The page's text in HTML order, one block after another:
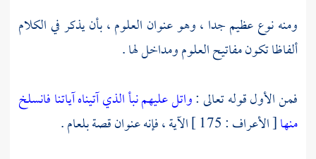
ومنه نوع عظيم جدا ، وهو عنوان العلوم ، بأن يذكر في الكلام
ألفاظا تكون مفاتيح العلوم ومداخل لها .
فمن الأول قوله تعالى :واتل عليهم نبأ الذي آتيناه آياتنا فانسلخ
منها[ الأعراف : 175 ] الآية ، فإنه عنوان قصة بلعام.